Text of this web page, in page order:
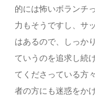
的には怖いボランチ
力もそうですし、サ
はあるので、しっか
ていうのを追求し続
てくださっている方
者の方にも迷惑をか